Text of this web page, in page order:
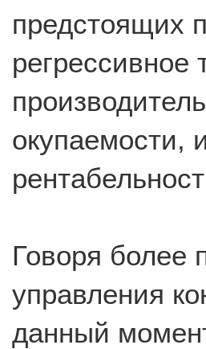
предстоящих
регрессивное
окупаемости,
Говоря более
управления
данный